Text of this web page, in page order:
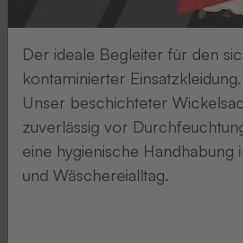
Enrico
Wenzel
Der ideale Begleiter für den
kontaminierter Einsatzkleidung.
Unser beschichteter
zuverlässig vor
eine hygienische Handhabung
und Wäschereialltag.